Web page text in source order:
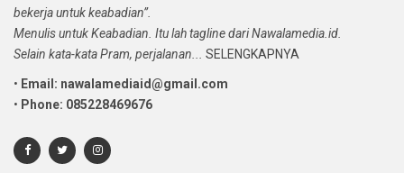
bekerja untuk keabadian”.
Menulis untuk Keabadian. Itu lah tagline dari Nawalamedia.id.
Selain kata-kata Pram, perjalanan...
SELENGKAPNYA
• Email: nawalamediaid@gmail.com
• Phone: 085228469676